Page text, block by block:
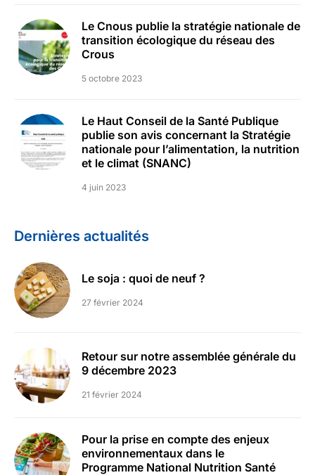
Le Cnous publie la stratégie nationale de
transition écologique du réseau des
Crous
5 octobre 2023
Le Haut Conseil de la Santé Publique
publie son avis concernant la Stratégie
nationale pour l’alimentation, la nutrition
et le climat (SNANC)
4 juin 2023
Dernières actualités
Le soja : quoi de neuf ?
27 février 2024
Retour sur notre assemblée générale du
9 décembre 2023
21 février 2024
Pour la prise en compte des enjeux
environnementaux dans le
Programme National Nutrition Santé